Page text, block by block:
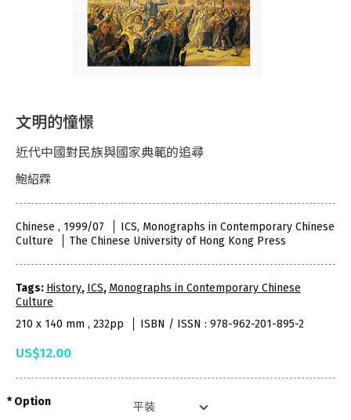
文明的憧憬
近代中國對民族與國家典範的追尋
鮑紹霖
Chinese , 1999/07
ICS, Monographs in Contemporary Chinese
Culture
The Chinese University of Hong Kong Press
Tags: History, ICS, Monographs in Contemporary Chinese
Culture
210 x 140 mm , 232pp
ISBN / ISSN : 978-962-201-895-2
US$12.00
Option